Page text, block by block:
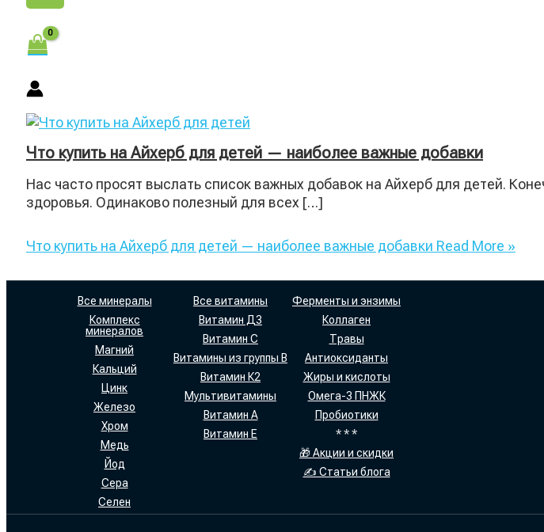
Что купить на Айхерб для детей — наиболее важные добавки
Нас часто просят выслать список важных добавок на Айхерб для детей.
здоровья. Одинаково полезный для всех […]
Что купить на Айхерб для детей — наиболее важные добавки Read More »
Все минералы
Комплекс
минералов
Магний
Кальций
Цинк
Железо
Хром
Медь
Йод
Сера
Селен
Все витамины
Витамин Д3
Витамин С
Витамины из группы В
Витамин К2
Мультивитамины
Витамин А
Витамин Е
Ферменты и энзимы
Коллаген
Травы
Антиоксиданты
Жиры и кислоты
Омега-3 ПНЖК
Пробиотики
* * *
🎁 Акции и скидки
✍ Статьи блога